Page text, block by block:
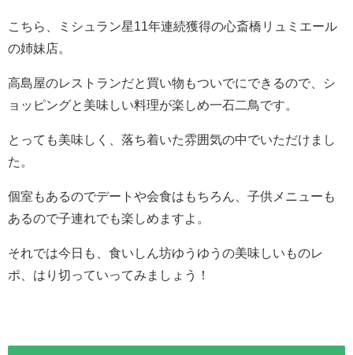
こちら、ミシュラン星11年連続獲得の心斎橋リュミエール
の姉妹店。
高島屋のレストランだと買い物もついでにできるので、シ
ョッピングと美味しい料理が楽しめ一石二鳥です。
とっても美味しく、落ち着いた雰囲気の中でいただけまし
た。
個室もあるのでデートや会食はもちろん、子供メニューも
あるので子連れでも楽しめますよ。
それでは今日も、食いしん坊ゆうゆうの美味しいものレ
ポ、はり切っていってみましょう！